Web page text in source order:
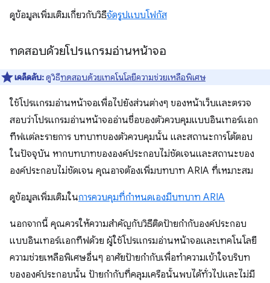
ดูข้อมูลเพิ่มเติมเกี่ยวกับวิธีจัดรูปแบบโฟกัส
ทดสอบด้วยโปรแกรมอ่านหน้าจอ
เคล็ดลับ:ดูวิธีทดสอบด้วยเทคโนโลยีความช่วยเหลือพิเศษ
ใช้โปรแกรมอ่านหน้าจอเพื่อไปยังส่วนต่างๆ ของหน้าเว็บและตรวจ
สอบว่าโปรแกรมอ่านหน้าจออ่านชื่อของตัวควบคุมแบบอินเทอร์แอก
ทีฟแต่ละรายการ บทบาทของตัวควบคุมนั้น และสถานะการโต้ตอบ
ในปัจจุบัน หากบทบาทขององค์ประกอบไม่ชัดเจนและสถานะของ
องค์ประกอบไม่ชัดเจน คุณอาจต้องเพิ่มบทบาท ARIA ที่เหมาะสม
ดูข้อมูลเพิ่มเติมในการควบคุมที่กำหนดเองมีบทบาท ARIA
นอกจากนี้ คุณควรให้ความสำคัญกับวิธีติดป้ายกำกับองค์ประกอบ
แบบอินเทอร์แอกทีฟด้วย ผู้ใช้โปรแกรมอ่านหน้าจอและเทคโนโลยี
ความช่วยเหลือพิเศษอื่นๆ อาศัยป้ายกำกับเพื่อทำความเข้าใจบริบท
ขององค์ประกอบนั้น ป้ายกำกับที่คลุมเครือนั้นพบได้ทั่วไปและไม่มี